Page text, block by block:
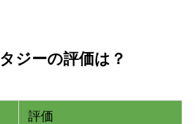
ジーの評価は？
評価